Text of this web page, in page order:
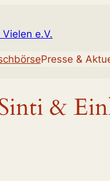
e.V.
Presse &
&